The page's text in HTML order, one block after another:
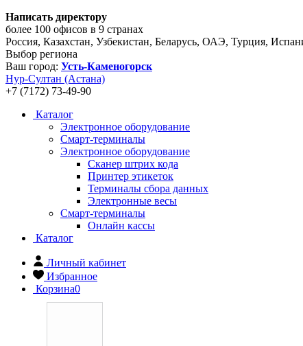
Написать директору
более 100 офисов в 9 странах
Россия, Казахстан, Узбекистан, Беларусь, ОАЭ, Турция,
Выбор региона
Ваш город: Усть-Каменогорск
Нур-Султан (Астана)
+7 (7172) 73-49-90
Каталог
Электронное оборудование
Смарт-терминалы
Электронное оборудование
Сканер штрих кода
Принтер этикеток
Терминалы сбора данных
Электронные весы
Смарт-терминалы
Онлайн кассы
Каталог
Личный кабинет
Избранное
Корзина0